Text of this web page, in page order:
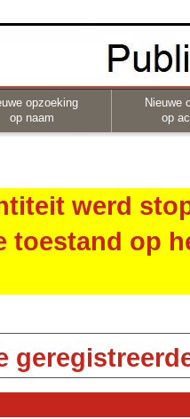
opzoeking
op naam
Nieuwe
op
werd
toestand op